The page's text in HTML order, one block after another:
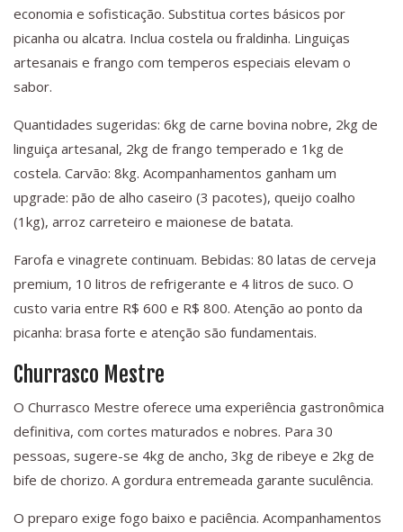
economia e sofisticação. Substitua cortes básicos por
picanha ou alcatra. Inclua costela ou fraldinha. Linguiças
artesanais e frango com temperos especiais elevam o
sabor.
Quantidades sugeridas: 6kg de carne bovina nobre, 2kg de
linguiça artesanal, 2kg de frango temperado e 1kg de
costela. Carvão: 8kg. Acompanhamentos ganham um
upgrade: pão de alho caseiro (3 pacotes), queijo coalho
(1kg), arroz carreteiro e maionese de batata.
Farofa e vinagrete continuam. Bebidas: 80 latas de cerveja
premium, 10 litros de refrigerante e 4 litros de suco. O
custo varia entre R$ 600 e R$ 800. Atenção ao ponto da
picanha: brasa forte e atenção são fundamentais.
Churrasco Mestre
O Churrasco Mestre oferece uma experiência gastronômica
definitiva, com cortes maturados e nobres. Para 30
pessoas, sugere-se 4kg de ancho, 3kg de ribeye e 2kg de
bife de chorizo. A gordura entremeada garante suculência.
O preparo exige fogo baixo e paciência. Acompanhamentos